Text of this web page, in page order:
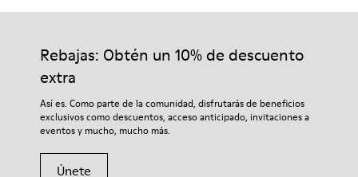
Rebajas: Obtén un 10% de descuento
extra
Así es. Como parte de la comunidad, disfrutarás de beneficios
exclusivos como descuentos, acceso anticipado, invitaciones a
eventos y mucho, mucho más.
Únete